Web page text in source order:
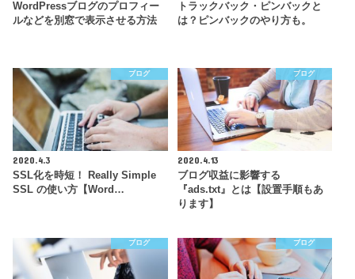
WordPressブログのプロフィー
ルなどを別窓で表示させる方法
トラックバック・ピンバックと
は？ピンバックのやり方も。
ブログ
2020.4.3
SSL化を時短！ Really Simple
SSL の使い方【Word…
ブログ
2020.4.13
ブログ収益に影響する
『ads.txt』とは【設置手順もあ
ります】
ブログ ブログ